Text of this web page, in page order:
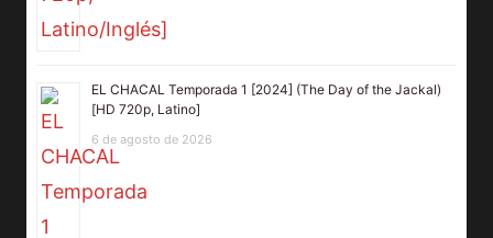
EL CHACAL Temporada 1 [2024] (The Day of the Jackal)
[HD 720p, Latino]
6 de agosto de 2026